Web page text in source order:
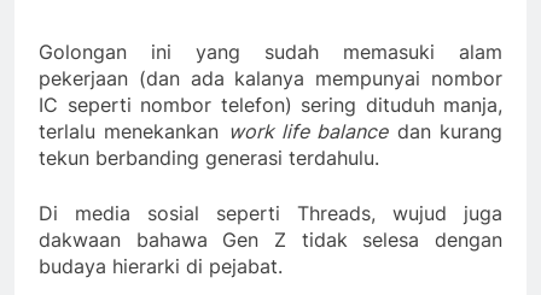
Golongan ini yang sudah memasuki alam
pekerjaan (dan ada kalanya mempunyai nombor
IC seperti nombor telefon) sering dituduh manja,
terlalu menekankan work life balancedan kurang
tekun berbanding generasi terdahulu.
Di media sosial seperti Threads, wujud juga
dakwaan bahawa Gen Z tidak selesa dengan
budaya hierarki di pejabat.